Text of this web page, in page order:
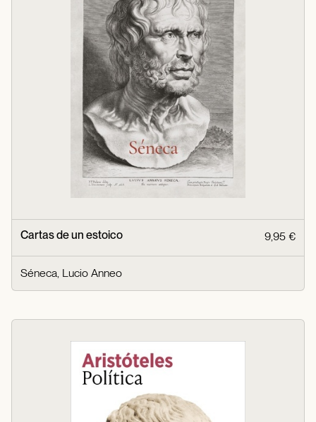
Cartas de un estoico 9,95 €
Séneca, Lucio Anneo